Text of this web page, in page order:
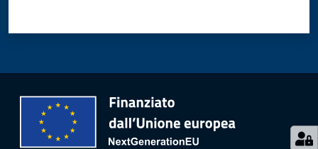
Tutti
argomenti...